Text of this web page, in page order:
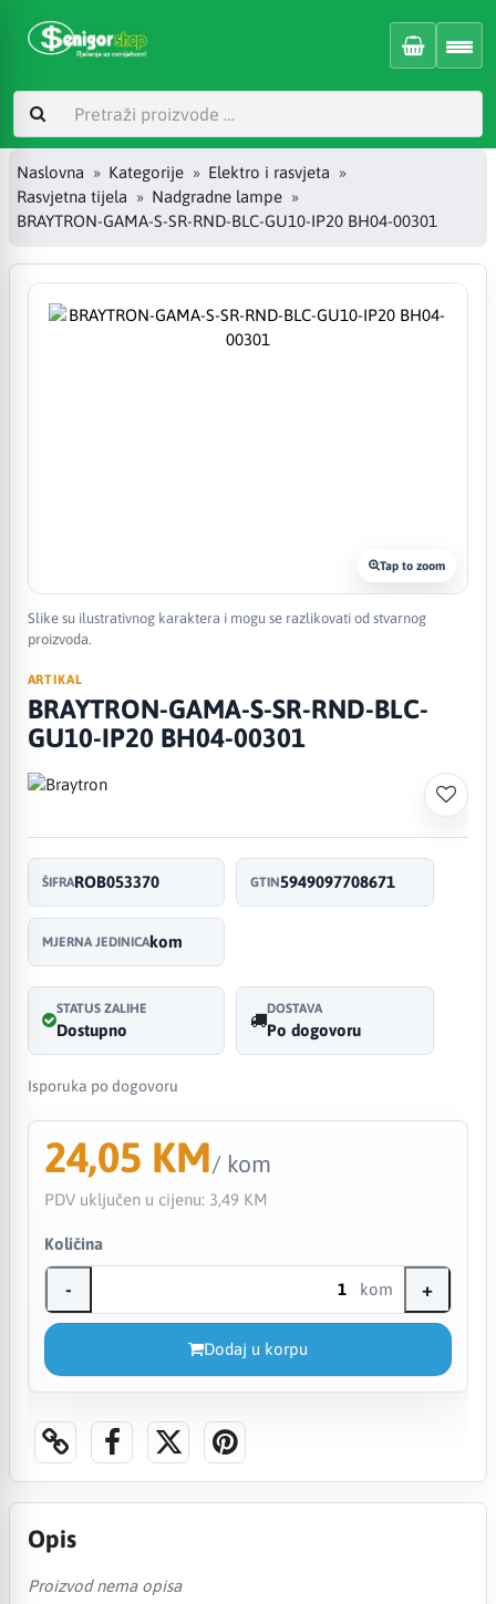
Naslovna Kategorije
Elektro i rasvjeta
Rasvjetna tijela
Nadgradne lampe
BRAYTRON-GAMA-S-SR-RND-BLC-GU10-IP20 BH04-00301
Tap to zoom
Slike su ilustrativnog karaktera i mogu se razlikovati od stvarnog
proizvoda.
ARTIKAL
BRAYTRON-GAMA-S-SR-RND-BLC-
GU10-IP20 BH04-00301
ŠIFRAROB053370 GTIN5949097708671
MJERNA JEDINICAkom
STATUS ZALIHE
Dostupno
DOSTAVA
Po dogovoru
Isporuka po dogovoru
24,05 KM/ kom
PDV uključen u cijenu: 3,49 KM
Količina
- kom +
Dodaj u korpu
Opis
Proizvod nema opisa